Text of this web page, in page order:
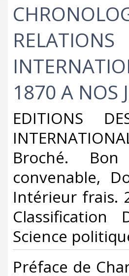
RELATIONS
1870 A NOS
‎EDITIONS
Broché.
convenable,
Intérieur frais.
Classification
Science
‎Préface de